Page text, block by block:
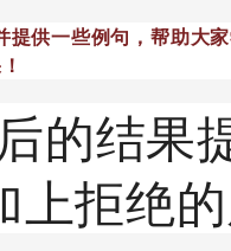
供一些例句，帮助大
的结果
上拒绝